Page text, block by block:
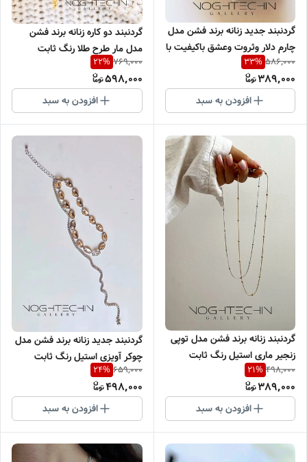
گردنبند جدید زنانه برند فشن مدل
چارم دلار وثروت وعشق باکیفیت با
ارزانترین قیمت
586,000
33%
389,000
افزودن به سبد
گردنبند دو کاره زنانه برند فشن
مدل مار طرح طلا رنگ ثابت
769,000
22%
598,000
افزودن به سبد
گردنبند زنانه برند فشن مدل توپی
زنجیر ماری استیل رنگ ثابت
باکیفیت
498,000
21%
389,000
افزودن به سبد
گردنبند جدید زنانه برند فشن مدل
چوکر آویزی استیل رنگ ثابت
659,000
24%
498,000
افزودن به سبد